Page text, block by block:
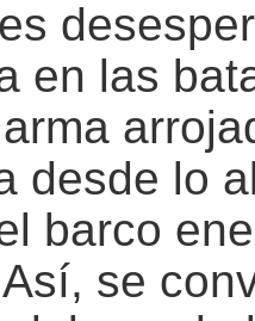
en las
desde lo
barco
se